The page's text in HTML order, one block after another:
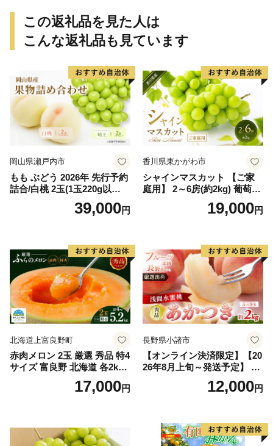
この返礼品を見た人は
こんな返礼品も見ています
岡山県瀬戸内市
もも ぶどう 2026年 先行予約
詰合/白桃 2玉(1玉220g以
上)・シャインマスカット 晴
39,000円
香川県東かがわ市
シャインマスカット 【ご家
庭用】 2～6房(約2kg) 葡萄 ぶ
どう ブドウ フルーツ 果物 く
だもの 果実 旬の果物 旬のフ
19,000円
北海道上富良野町
赤肉メロン 2玉 厳選 秀品 特4
サイズ 富良野 北海道 各2kg
～2.6kg 2玉 セット ファーム
富良野 メロン めろん 果物 く
17,000円
長野県小諸市
【オンライン決済限定】【20
26年8月上旬～発送予定】 先
行予約 「浅間水蜜桃プレミ
アム」 もも あかつき 秀品 約
果肉 長野県産 小諸市
12,000円